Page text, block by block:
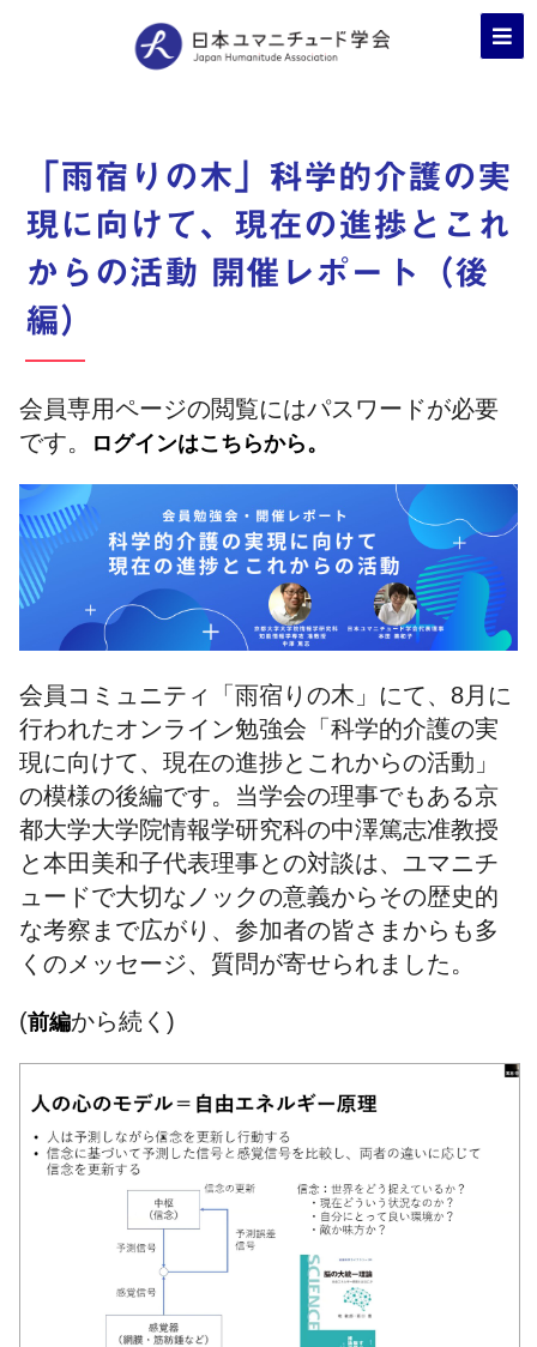
「雨宿りの木」科学的介護の実
現に向けて、現在の進捗とこれ
からの活動 開催レポート（後
編）
会員専用ページの閲覧にはパスワードが必要
です。
ログインはこちらから。
会員コミュニティ「雨宿りの木」にて、8月に
行われたオンライン勉強会「科学的介護の実
現に向けて、現在の進捗とこれからの活動」
の模様の後編です。当学会の理事でもある京
都大学大学院情報学研究科の中澤篤志准教授
と本田美和子代表理事との対談は、ユマニチ
ュードで大切なノックの意義からその歴史的
な考察まで広がり、参加者の皆さまからも多
くのメッセージ、質問が寄せられました。
(前編から続く)